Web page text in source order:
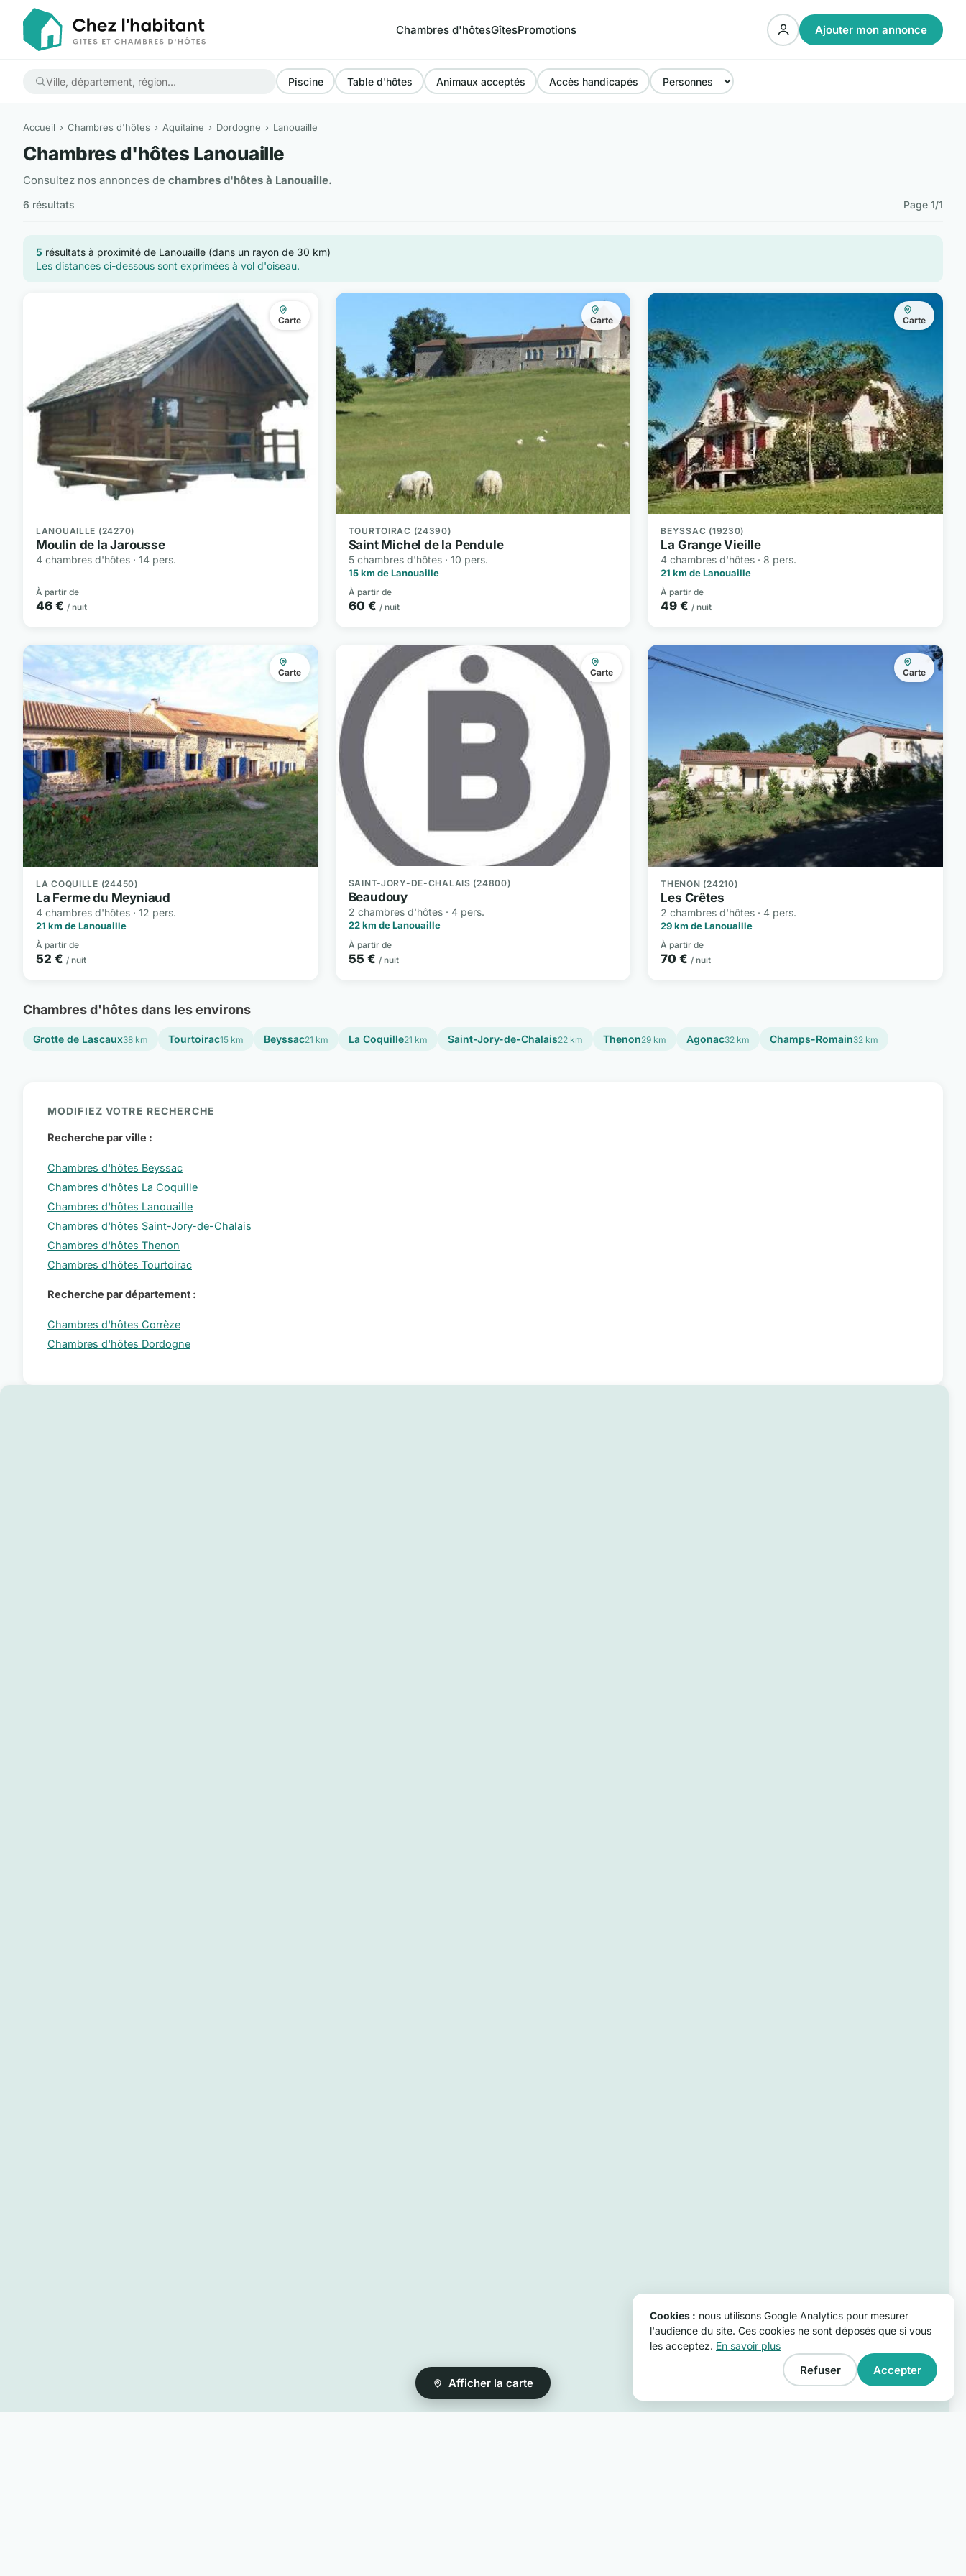
Chambres d'hôtesGîtesPromotions Ajouter mon annonce
Piscine Table d'hôtes Animaux acceptés Accès handicapés
Accueil Chambres d'hôtes Aquitaine Dordogne Lanouaille
Chambres d'hôtes Lanouaille
Consultez nos annonces de chambres d'hôtes à Lanouaille.
6 résultats Page 1/1
Afficher la carte
5 résultats à proximité de Lanouaille (dans un rayon de 30 km)
Les distances ci-dessous sont exprimées à vol d'oiseau.
Carte
LANOUAILLE (24270)
Moulin de la Jarousse
4 chambres d'hôtes · 14 pers.
À partir de
46 € / nuit
Carte
TOURTOIRAC (24390)
Saint Michel de la Pendule
5 chambres d'hôtes · 10 pers.
15 km de Lanouaille
À partir de
60 € / nuit
Carte
BEYSSAC (19230)
La Grange Vieille
4 chambres d'hôtes · 8 pers.
21 km de Lanouaille
À partir de
49 €/ nuit
Carte
LA COQUILLE (24450)
La Ferme du Meyniaud
4 chambres d'hôtes · 12 pers.
21 km de Lanouaille
À partir de
52 € / nuit
Carte
SAINT-JORY-DE-CHALAIS (24800)
Beaudouy
2 chambres d'hôtes · 4 pers.
22 km de Lanouaille
À partir de
55 € / nuit
Carte
THENON (24210)
Les Crêtes
2 chambres d'hôtes · 4 pers.
29 km de Lanouaille
À partir de
70 € / nuit
Chambres d'hôtes dans les environs
Grotte de Lascaux38 km Tourtoirac15 km Beyssac21 km La Coquille21 km Saint-Jory-de-Chalais22 km Thenon29 km Agonac32 km Champs-Romain32 km
MODIFIEZ VOTRE RECHERCHE
Recherche par ville :
Chambres d'hôtes Beyssac
Chambres d'hôtes La Coquille
Chambres d'hôtes Lanouaille
Chambres d'hôtes Saint-Jory-de-Chalais
Chambres d'hôtes Thenon
Chambres d'hôtes Tourtoirac
Recherche par département :
Chambres d'hôtes Corrèze
Chambres d'hôtes Dordogne
Cookies : nous utilisons Google Analytics pour mesurer
l'audience du site. Ces cookies ne sont déposés que si vous
les acceptez. En savoir plus
Refuser Accepter